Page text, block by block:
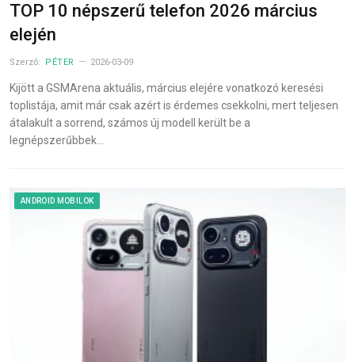
TOP 10 népszerű telefon 2026 március
elején
Szerző: PÉTER 2026-03-09
Kijött a GSMArena aktuális, március elejére vonatkozó keresési
toplistája, amit már csak azért is érdemes csekkolni, mert teljesen
átalakult a sorrend, számos új modell került be a
legnépszerűbbek…
ANDROID MOBILOK